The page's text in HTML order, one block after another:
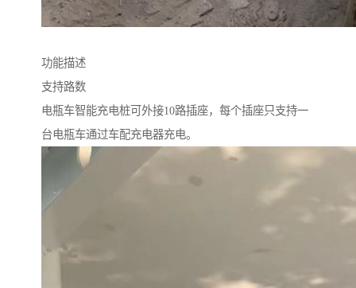
功能描述
支持路数
电瓶车智能充电桩可外接10路插座，每个插座只支持一
台电瓶车通过车配充电器充电。